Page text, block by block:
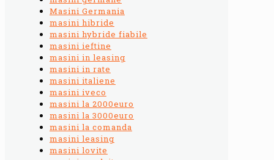
Masini Germania
masini hibride
masini hybride fiabile
masini ieftine
masini in leasing
masini in rate
masini italiene
masini iveco
masini la 2000euro
masini la 3000euro
masini la comanda
masini leasing
masini lovite